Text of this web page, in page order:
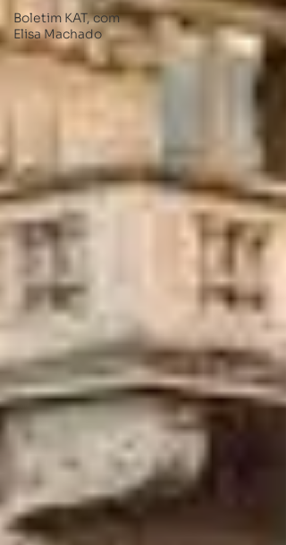
Boletim KAT, com
Elisa Machado